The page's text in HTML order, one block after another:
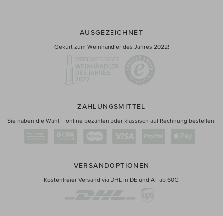
AUSGEZEICHNET
Gekürt zum Weinhändler des Jahres 2022!
ZAHLUNGSMITTEL
Sie haben die Wahl – online bezahlen oder klassisch auf Rechnung bestellen.
VERSANDOPTIONEN
Kostenfreier Versand via DHL in DE und AT ab 60€.